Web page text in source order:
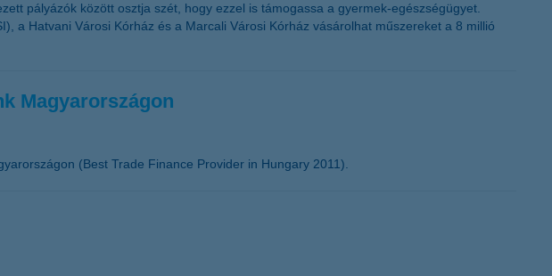
pályázók között osztja szét, hogy ezzel is támogassa a gyermek-egészségügyet.
a Hatvani Városi Kórház és a Marcali Városi Kórház vásárolhat műszereket a 8 millió
Magyarországon
(Best Trade Finance Provider in Hungary 2011).